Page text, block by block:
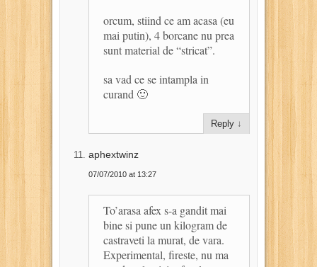
orcum, stiind ce am acasa (eu
mai putin), 4 borcane nu prea
sunt material de “stricat”.
sa vad ce se intampla in
curand 🙂
Reply ↓
aphextwinz
07/07/2010 at 13:27
To’arasa afex s-a gandit mai
bine si pune un kilogram de
castraveti la murat, de vara.
Experimental, fireste, nu ma